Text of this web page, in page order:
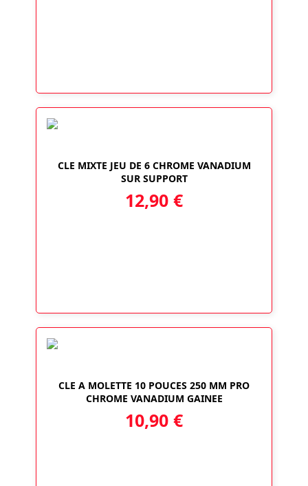
CLE MIXTE JEU DE 6 CHROME VANADIUM
SUR SUPPORT
12,90 €
CLE A MOLETTE 10 POUCES 250 MM PRO
CHROME VANADIUM GAINEE
10,90 €